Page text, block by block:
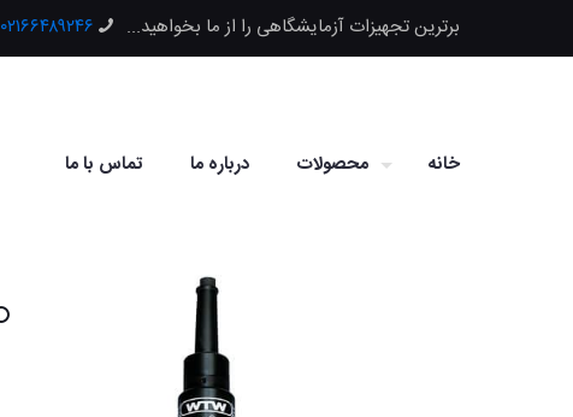
برترین تجهیزات آزمایشگاهی را از ما بخواهید... ۰۲۱۶۶۴۸۹۲۴۶
خانه محصولات درباره ما تماس با ما